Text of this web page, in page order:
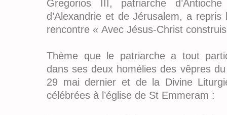
Gregorios III, patriarche
d’Alexandrie et de Jérusalem, a
rencontre « Avec Jésus-Christ
Thème que le patriarche a tout
dans ses deux homélies des vêpres
29 mai dernier et de la Divine
célébrées à l’église de St Emmeram :